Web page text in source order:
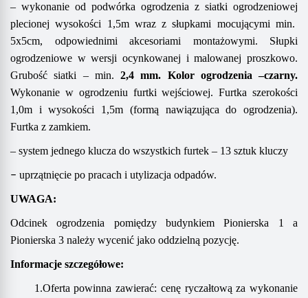
– wykonanie od podwórka ogrodzenia z siatki ogrodzeniowej
plecionej wysokości 1,5m wraz z słupkami mocującymi min.
5x5cm, odpowiednimi akcesoriami montażowymi. Słupki
ogrodzeniowe w wersji ocynkowanej i malowanej proszkowo.
Grubośćsiatki – min. 2,4 mm. Kolor ogrodzenia –czarny.
Wykonanie w ogrodzeniu furtki wejściowej.Furtka szerokości
1,0m i wysokości 1,5m (formą nawiązująca do ogrodzenia).
Furtka z zamkiem.
– system jednego klucza do wszystkich furtek – 13 sztuk kluczy
– uprzątnięcie po pracach i utylizacja odpadów.
UWAGA:
Odcinek ogrodzenia pomiędzy budynkiem Pionierska 1 a
Pionierska 3 należy wycenić jako oddzielną pozycję.
Informacje szczegółowe:
1.Oferta powinna zawierać: cenę ryczałtową za wykonanie